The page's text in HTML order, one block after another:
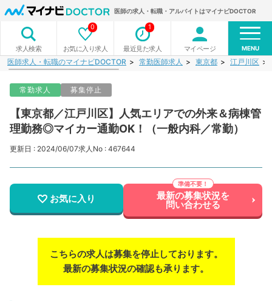
医師の求人・転職・アルバイトはマイナビDOCTOR
求人検索 お気に入り求人
0
最近見た求人
1
マイページ MENU
医師求人・転職のマイナビDOCTOR 常勤医師求人 東京都 江戸川区
常勤求人 募集停止
【東京都／江戸川区】人気エリアでの外来＆病棟管
理勤務◎マイカー通勤OK！（一般内科／常勤）
更新日 : 2024/06/07求人No : 467644
お気に入り 最新の募集状況を
問い合わせる
こちらの求人は募集を停止しております。
最新の募集状況の確認も承ります。